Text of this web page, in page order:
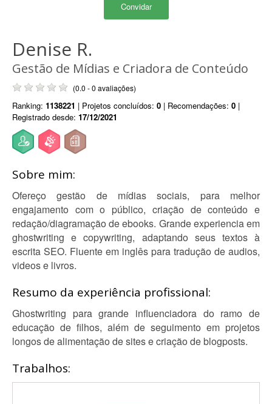
Convidar
Denise R.
Gestão de Mídias e Criadora de Conteúdo
(0.0 - 0 avaliações)
Ranking: 1138221 | Projetos concluídos: 0 | Recomendações: 0 |
Registrado desde: 17/12/2021
Sobre mim:
Ofereço gestão de mídias sociais, para melhor
engajamento com o público, criação de conteúdo e
redação/diagramação de ebooks. Grande experiencia em
ghostwriting e copywriting, adaptando seus textos à
escrita SEO. Fluente em inglês para tradução de audios,
videos e livros.
Resumo da experiência profissional:
Ghostwriting para grande influenciadora do ramo de
educação de filhos, além de seguimento em projetos
longos de alimentação de sites e criação de blogposts.
Trabalhos: